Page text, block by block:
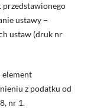
przedstawionego
ustawy –
ustaw (druk nr
element
z podatku od
nr 1.